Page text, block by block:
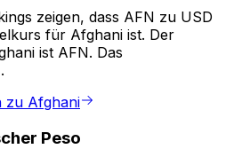
zeigen, dass AFN zu USD
für Afghani ist. Der
ist AFN. Das
Währungssymbol ist ؋.
zu Afghani
Peso